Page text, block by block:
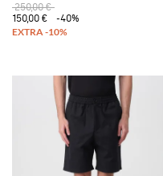
250,00 €
150,00 €
-40%